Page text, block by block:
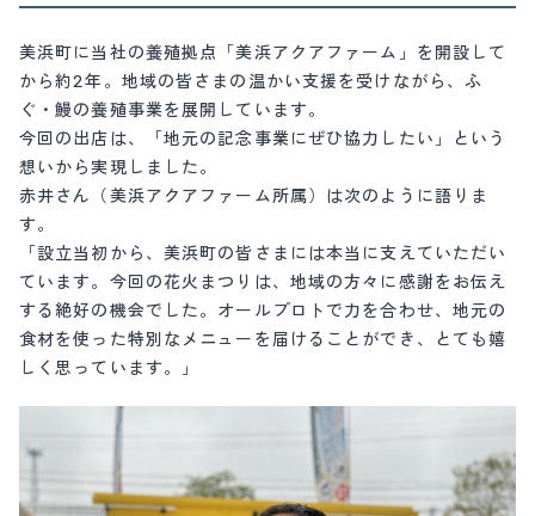
美浜町に当社の養殖拠点「美浜アクアファーム」を開設して
から約2年。地域の皆さまの温かい支援を受けながら、ふ
ぐ・鰻の養殖事業を展開しています。
今回の出店は、「地元の記念事業にぜひ協力したい」という
想いから実現しました。
赤井さん（美浜アクアファーム所属）は次のように語りま
す。
「設立当初から、美浜町の皆さまには本当に支えていただい
ています。今回の花火まつりは、地域の方々に感謝をお伝え
する絶好の機会でした。オールプロトで力を合わせ、地元の
食材を使った特別なメニューを届けることができ、とても嬉
しく思っています。」